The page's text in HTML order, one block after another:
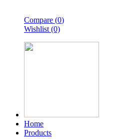
Compare (0)
Wishlist (0)
Home
Products